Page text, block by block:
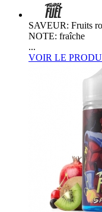
SAVEUR: Fruits
NOTE: fraîche
...
VOIR LE